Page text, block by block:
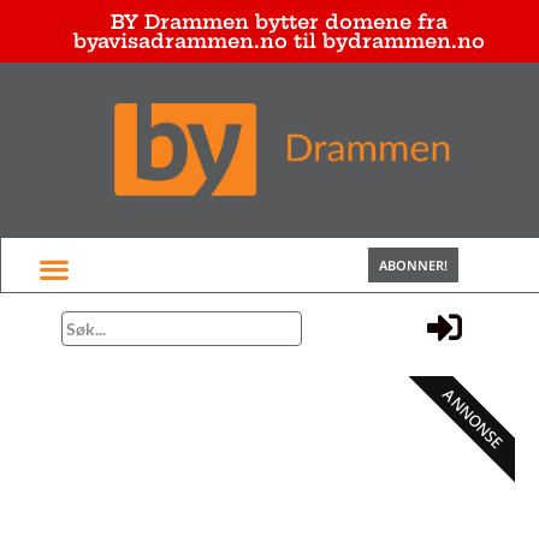
BY Drammen bytter domene fra
byavisadrammen.no til bydrammen.no
ABONNER!
ANNONSE